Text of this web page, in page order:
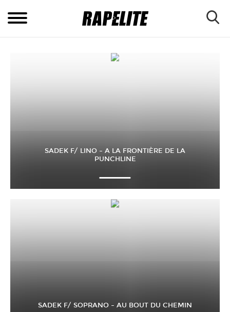
SADEK F/ LINO – A LA FRONTIÈRE DE LA
PUNCHLINE
SADEK F/ SOPRANO – AU BOUT DU CHEMIN